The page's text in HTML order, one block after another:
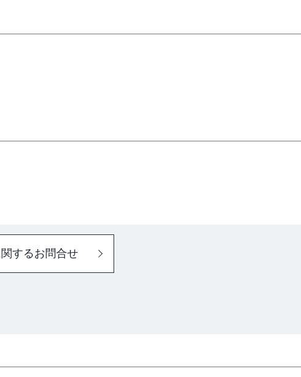
するお問合せ